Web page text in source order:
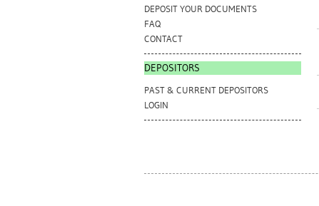
DEPOSIT YOUR DOCUMENTS
FAQ
CONTACT
DEPOSITORS
PAST & CURRENT DEPOSITORS
LOGIN